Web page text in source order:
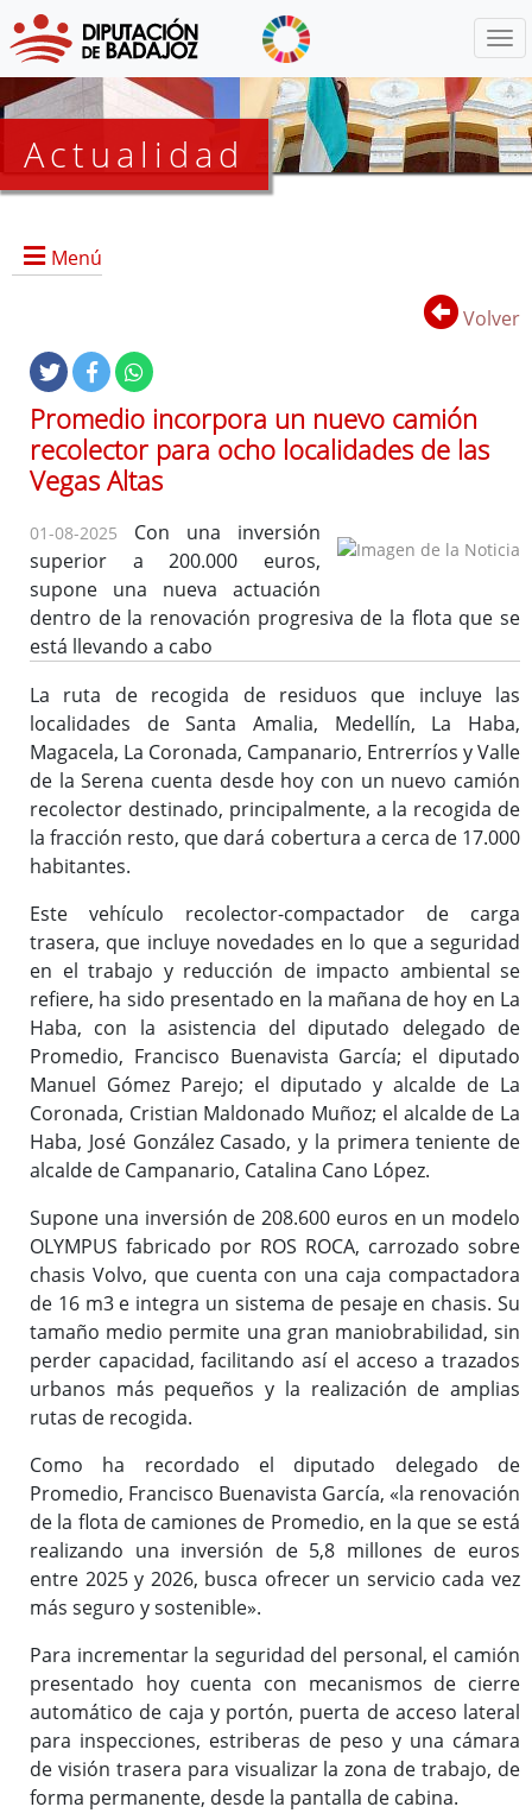
Actualidad
Menú
Noticias
Lista
de
distribución
Volver
Promedio incorpora un nuevo camión
recolector para ocho localidades de las
Vegas Altas
01-08-2025
Con una inversión
superior a 200.000 euros,
supone una nueva actuación
dentro de la renovación progresiva de la flota que se
está llevando a cabo
La ruta de recogida de residuos que incluye las
localidades de Santa Amalia, Medellín, La Haba,
Magacela, La Coronada, Campanario, Entrerríos y Valle
de la Serena cuenta desde hoy con un nuevo camión
recolector destinado, principalmente, a la recogida de
la fracción resto, que dará cobertura a cerca de 17.000
habitantes.
Este vehículo recolector-compactador de carga
trasera, que incluye novedades en lo que a seguridad
en el trabajo y reducción de impacto ambiental se
refiere, ha sido presentado en la mañana de hoy en La
Haba, con la asistencia del diputado delegado de
Promedio, Francisco Buenavista García; el diputado
Manuel Gómez Parejo; el diputado y alcalde de La
Coronada, Cristian Maldonado Muñoz; el alcalde de La
Haba, José González Casado, y la primera teniente de
alcalde de Campanario, Catalina Cano López.
Supone una inversión de 208.600 euros en un modelo
OLYMPUS fabricado por ROS ROCA, carrozado sobre
chasis Volvo, que cuenta con una caja compactadora
de 16 m3 e integra un sistema de pesaje en chasis. Su
tamaño medio permite una gran maniobrabilidad, sin
perder capacidad, facilitando así el acceso a trazados
urbanos más pequeños y la realización de amplias
rutas de recogida.
Como ha recordado el diputado delegado de
Promedio, Francisco Buenavista García, «la renovación
de la flota de camiones de Promedio, en la que se está
realizando una inversión de 5,8 millones de euros
entre 2025 y 2026, busca ofrecer un servicio cada vez
más seguro y sostenible».
Para incrementar la seguridad del personal, el camión
presentado hoy cuenta con mecanismos de cierre
automático de caja y portón, puerta de acceso lateral
para inspecciones, estriberas de peso y una cámara
de visión trasera para visualizar la zona de trabajo, de
forma permanente, desde la pantalla de cabina.